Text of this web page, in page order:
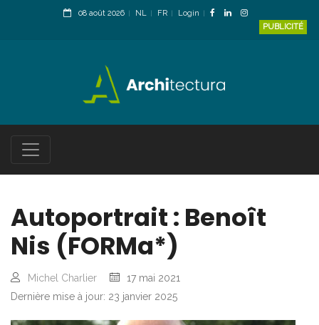
08 août 2026 NL FR
Login
PUBLICITÉ
Autoportrait : Benoît
Nis (FORMa*)
Michel Charlier
17 mai 2021
Dernière mise à jour: 23 janvier 2025